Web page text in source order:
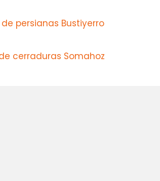
persianas Bustiyerro
cerraduras Somahoz